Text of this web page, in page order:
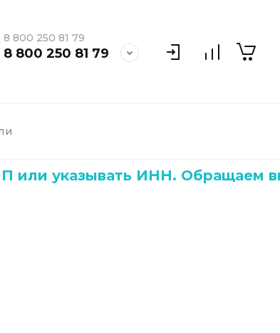
8 800 250 81 79
8 800 250 81 79
ИНН. Обращаем